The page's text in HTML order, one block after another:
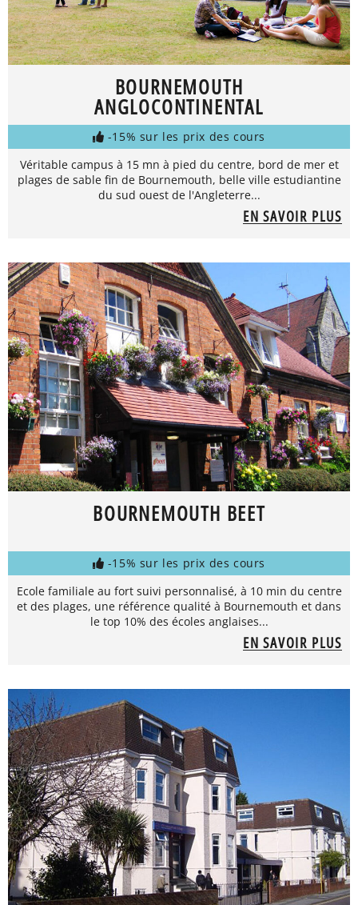
BOURNEMOUTH
ANGLOCONTINENTAL
-15% sur les prix des cours
Véritable campus à 15 mn à pied du centre, bord de mer et
plages de sable fin de Bournemouth, belle ville estudiantine
du sud ouest de l'Angleterre...
EN SAVOIR PLUS
BOURNEMOUTH BEET
-15% sur les prix des cours
Ecole familiale au fort suivi personnalisé, à 10 min du centre
et des plages, une référence qualité à Bournemouth et dans
le top 10% des écoles anglaises...
EN SAVOIR PLUS